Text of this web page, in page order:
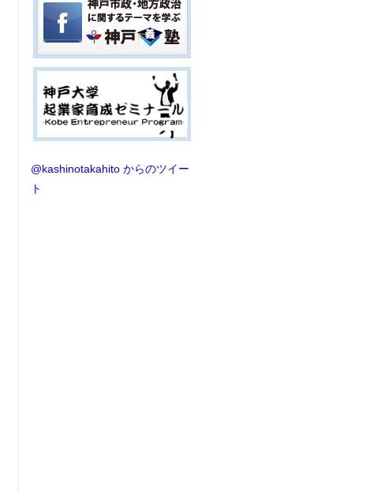
@kashinotakahito からのツイー
ト